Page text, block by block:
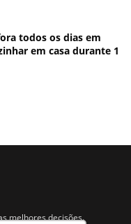
todos os dias em
em casa durante 1
melhores decisões.